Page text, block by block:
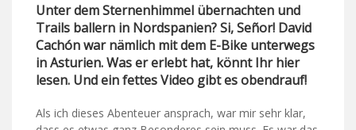
Unter dem Sternenhimmel übernachten und
Trails ballern in Nordspanien? Si, Señor! David
Cachón war nämlich mit dem E-Bike unterwegs
in Asturien. Was er erlebt hat, könnt Ihr hier
lesen. Und ein fettes Video gibt es obendrauf!
Als ich dieses Abenteuer ansprach, war mir sehr klar,